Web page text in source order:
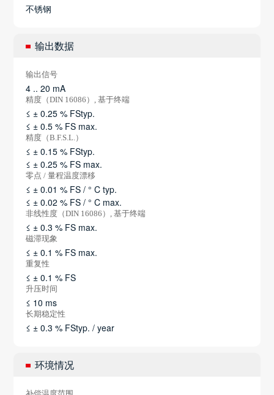
不锈钢
输出数据
输出信号
4 .. 20 mA
精度（DIN 16086）, 基于终端
≤ ± 0.25 % FStyp.
≤ ± 0.5 % FS max.
精度（B.F.S.L.）
≤ ± 0.15 % FStyp.
≤ ± 0.25 % FS max.
零点 / 量程温度漂移
≤ ± 0.01 % FS / ° C typ.
≤ ± 0.02 % FS / ° C max.
非线性度（DIN 16086）, 基于终端
≤ ± 0.3 % FS max.
磁滞现象
≤ ± 0.1 % FS max.
重复性
≤ ± 0.1 % FS
升压时间
≤ 10 ms
长期稳定性
≤ ± 0.3 % FStyp. / year
环境情况